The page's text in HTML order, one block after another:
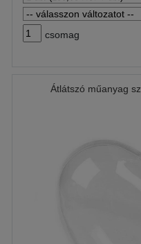
csomag
Átlátszó műanyag